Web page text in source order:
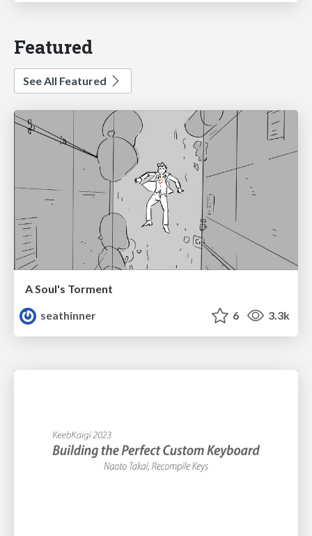
Featured
See All Featured
A Soul's Torment
seathinner
6 3.3k